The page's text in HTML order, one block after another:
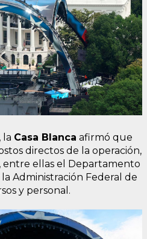
, la Casa Blanca afirmó que
directos de la operación,
, entre ellas el Departamento
Administración Federal de
y personal.